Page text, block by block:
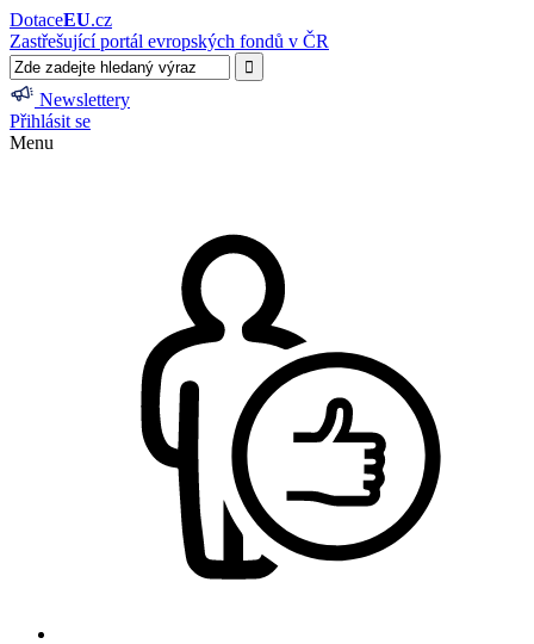
DotaceEU.cz
Zastřešující portál evropských fondů v ČR
Newslettery
Přihlásit se
Menu